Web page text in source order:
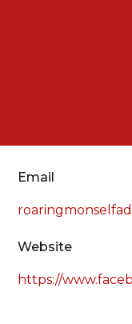
Email
Website
https://